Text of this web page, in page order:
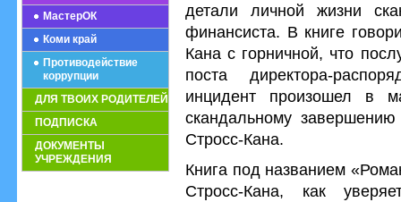
МастерОК
Коми край
Противодействие
коррупции
ДЛЯ ТВОИХ РОДИТЕЛЕЙ
ПОДПИСКА
ДОКУМЕНТЫ
УЧРЕЖДЕНИЯ
детали личной жизни
финансиста. В книге
Кана с горничной, что
поста директора-
инцидент произошел в
скандальному
Стросс-Кана.
Книга под названием
Стросс-Кана, как